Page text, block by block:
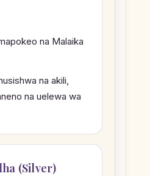
na Malaika
na akili,
na uelewa wa
(Silver)